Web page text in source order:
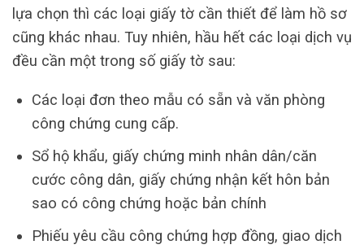
lựa chọn thì các loại giấy tờ cần thiết để làm hồ sơ
cũng khác nhau. Tuy nhiên, hầu hết các loại dịch vụ
đều cần một trong số giấy tờ sau:
Các loại đơn theo mẫu có sẵn và văn phòng
công chứng cung cấp.
Sổ hộ khẩu, giấy chứng minh nhân dân/căn
cước công dân, giấy chứng nhận kết hôn bản
sao có công chứng hoặc bản chính
Phiếu yêu cầu công chứng hợp đồng, giao dịch